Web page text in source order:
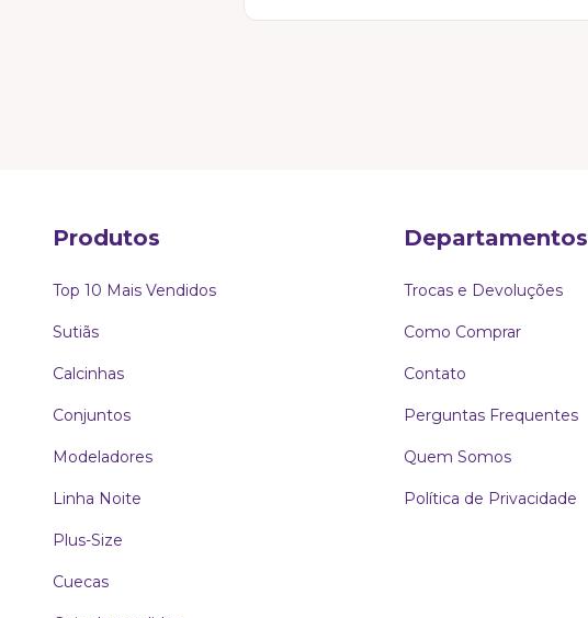
Produtos
Top 10 Mais Vendidos
Sutiãs
Calcinhas
Conjuntos
Modeladores
Linha Noite
Plus-Size
Cuecas
Departamentos
Trocas e Devoluções
Como Comprar
Contato
Perguntas Frequentes
Quem Somos
Política de Privacidade